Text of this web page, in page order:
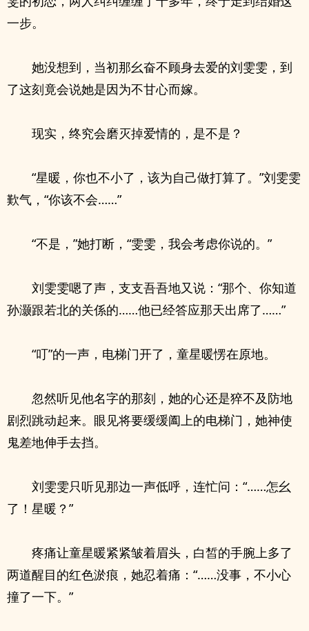
一步。
她没想到，当初那幺奋不顾身去爱的刘雯雯，到
了这刻竟会说她是因为不甘心而嫁。
现实，终究会磨灭掉爱情的，是不是？
“星暖，你也不小了，该为自己做打算了。”刘雯雯
歎气，“你该不会……”
“不是，”她打断，“雯雯，我会考虑你说的。”
刘雯雯嗯了声，支支吾吾地又说：“那个、你知道
孙灏跟若北的关係的……他已经答应那天出席了……”
“叮”的一声，电梯门开了，童星暖愣在原地。
忽然听见他名字的那刻，她的心还是猝不及防地
剧烈跳动起来。眼见将要缓缓阖上的电梯门，她神使
鬼差地伸手去挡。
刘雯雯只听见那边一声低呼，连忙问：“……怎幺
了！星暖？”
疼痛让童星暖紧紧皱着眉头，白皙的手腕上多了
两道醒目的红色淤痕，她忍着痛：“……没事，不小心
撞了一下。”